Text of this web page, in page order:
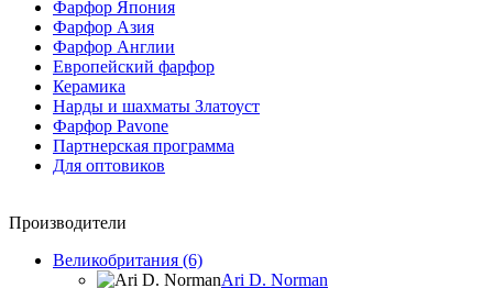
Фарфор Япония
Фарфор Азия
Фарфор Англии
Европейский фарфор
Керамика
Нарды и шахматы Златоуст
Фарфор Pavone
Партнерская программа
Для оптовиков
Производители
Великобритания (6)
Ari D. Norman